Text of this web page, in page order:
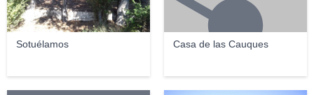
Sotuélamos Casa de las Cauques